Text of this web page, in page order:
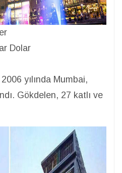
Dolar
yılında Mumbai,
Gökdelen, 27 katlı ve